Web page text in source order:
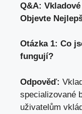
Q&A: Vkladové
Objevte
Otázka 1: Co
fungují?
Odpověď:
specializované
uživatelům